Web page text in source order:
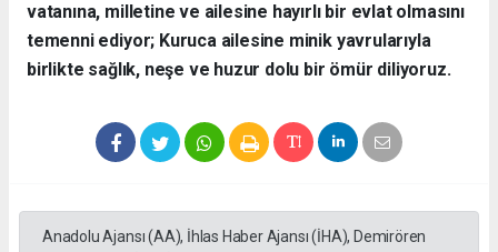
vatanına, milletine ve ailesine hayırlı bir evlat olmasını
temenni ediyor; Kuruca ailesine minik yavrularıyla
birlikte sağlık, neşe ve huzur dolu bir ömür diliyoruz.
Anadolu Ajansı (AA), İhlas Haber Ajansı (İHA), Demirören